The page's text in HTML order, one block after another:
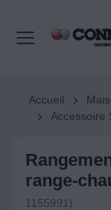
Accueil
Accessoire
range-
1155991)